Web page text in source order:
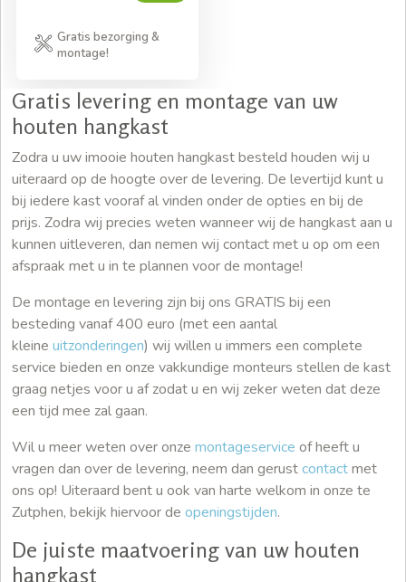
Gratis bezorging &
montage!
Gratis levering en montage van uw
houten hangkast
Zodra u uw imooie houten hangkast besteld houden wij u
uiteraard op de hoogte over de levering. De levertijd kunt u
bij iedere kast vooraf al vinden onder de opties en bij de
prijs. Zodra wij precies weten wanneer wij de hangkast aan u
kunnen uitleveren, dan nemen wij contact met u op om een
afspraak met u in te plannen voor de montage!
De montage en levering zijn bij ons GRATIS bij een
besteding vanaf 400 euro (met een aantal
kleine uitzonderingen) wij willen u immers een complete
service bieden en onze vakkundige monteurs stellen de kast
graag netjes voor u af zodat u en wij zeker weten dat deze
een tijd mee zal gaan.
Wil u meer weten over onze montageservice of heeft u
vragen dan over de levering, neem dan gerustcontactmet
ons op! Uiteraard bent u ook van harte welkom in onze te
Zutphen, bekijk hiervoor de openingstijden.
De juiste maatvoering van uw houten
hangkast